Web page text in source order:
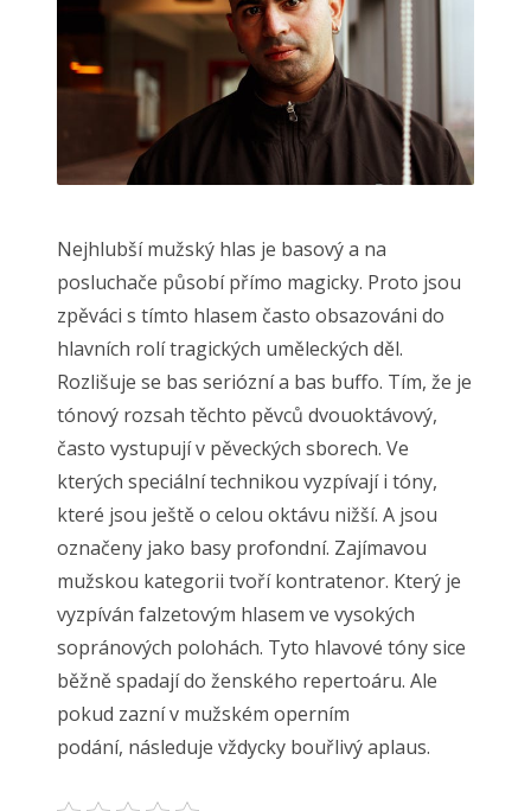
Nejhlubší mužský hlas je basový a na
posluchače působí přímo magicky. Proto jsou
zpěváci s tímto hlasem často obsazováni do
hlavních rolí tragických uměleckých děl.
Rozlišuje se bas seriózní a bas buffo. Tím, že je
tónový rozsah těchto pěvců dvouoktávový,
často vystupují v pěveckých sborech. Ve
kterých speciální technikou vyzpívají i tóny,
které jsou ještě o celou oktávu nižší. A jsou
označeny jako basy profondní. Zajímavou
mužskou kategorii tvoří kontratenor. Který je
vyzpíván falzetovým hlasem ve vysokých
sopránových polohách. Tyto hlavové tóny sice
běžně spadají do ženského repertoáru. Ale
pokud zazní v mužském operním
podání, následuje vždycky bouřlivý aplaus.